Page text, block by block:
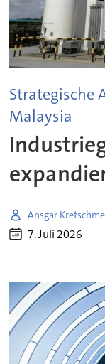
Strategische
Malaysia
Ansgar
7. Juli 2026